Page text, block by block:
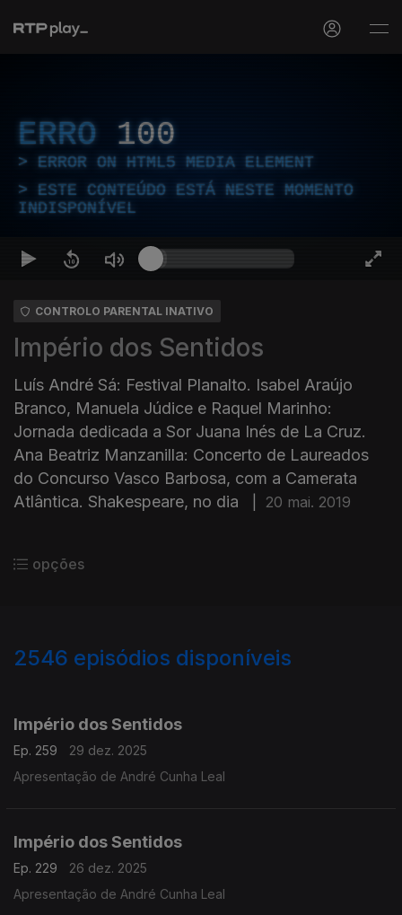
ERRO 100
ERROR ON HTML5 MEDIA ELEMENT
ESTE CONTEÚDO ESTÁ NESTE MOMENTO
INDISPONÍVEL
CONTROLO PARENTAL INATIVO
Império dos Sentidos
Luís André Sá: Festival Planalto. Isabel Araújo
Branco, Manuela Júdice e Raquel Marinho:
Jornada dedicada a Sor Juana Inés de La Cruz.
Ana Beatriz Manzanilla: Concerto de Laureados
do Concurso Vasco Barbosa, com a Camerata
Atlântica. Shakespeare, no dia
20 mai. 2019
opções
2546 episódios disponíveis
Império dos Sentidos
Ep. 259
29 dez. 2025
Apresentação de André Cunha Leal
Império dos Sentidos
Ep. 229
26 dez. 2025
Apresentação de André Cunha Leal